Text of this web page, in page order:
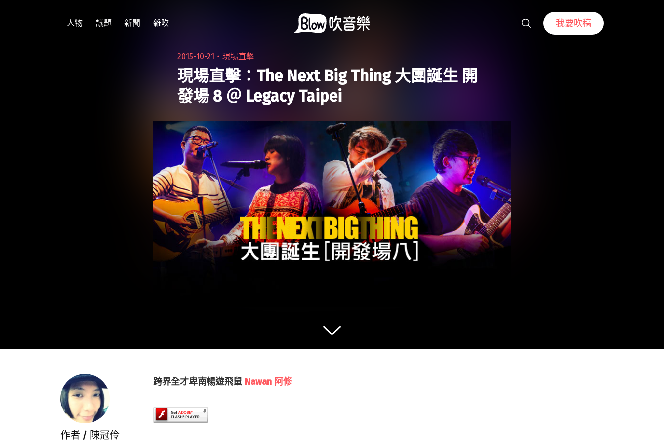
人物 議題 新聞 雜吹 我要吹稿
2015-10-21・現場直擊
現場直擊：The Next Big Thing 大團誕生 開
發場 8 ＠ Legacy Taipei
跨界全才卑南暢遊飛鼠 Nawan 阿修
作者 / 陳冠伶